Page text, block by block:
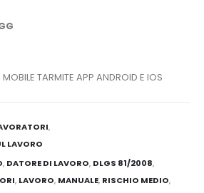
TARMITE APP ANDROID E IOS
,
LAVORO
, DATORE DI LAVORO, DLGS 81/2008,
, LAVORO, MANUALE, RISCHIO MEDIO,